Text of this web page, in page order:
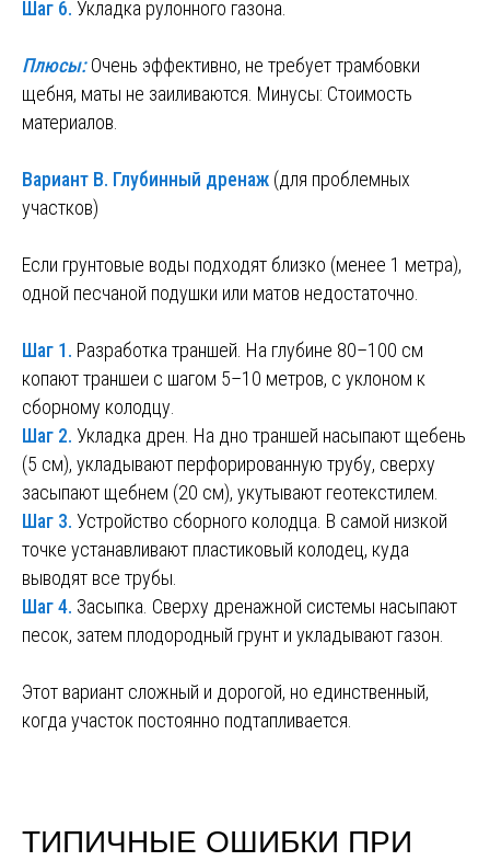
Шаг 6. Укладка рулонного газона.
Плюсы:Очень эффективно, не требует трамбовки
щебня, маты не заиливаются. Минусы: Стоимость
материалов.
Вариант В. Глубинный дренаж (для проблемных
участков)
Если грунтовые воды подходят близко (менее 1 метра),
одной песчаной подушки или матов недостаточно.
Шаг 1. Разработка траншей. На глубине 80–100 см
копают траншеи с шагом 5–10 метров, с уклоном к
сборному колодцу.
Шаг 2. Укладка дрен. На дно траншей насыпают щебень
(5 см), укладывают перфорированную трубу, сверху
засыпают щебнем (20 см), укутывают геотекстилем.
Шаг 3. Устройство сборного колодца. В самой низкой
точке устанавливают пластиковый колодец, куда
выводят все трубы.
Шаг 4. Засыпка. Сверху дренажной системы насыпают
песок, затем плодородный грунт и укладывают газон.
Этот вариант сложный и дорогой, но единственный,
когда участок постоянно подтапливается.
ТИПИЧНЫЕ ОШИБКИ ПРИ